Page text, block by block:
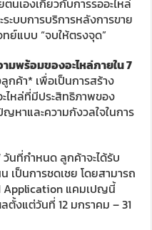
นเองเกี่ยวกับการรออะไหล่
ะบบการบริการหลังการขาย
ทย์แบบ “จบให้ตรงจุด”
ามพร้อมของอะไหล่ภายใน7
ค้า* เพื่อเป็นการสร้าง
ไหล่ที่มีประสิทธิภาพของ
หาและความกังวลใจในการ
วันที่กำหนด ลูกค้าจะได้รับ
เป็นการชดเชย โดยสามารถ
Application แคมเปญนี้
งแต่วันที่ 12 มกราคม – 31